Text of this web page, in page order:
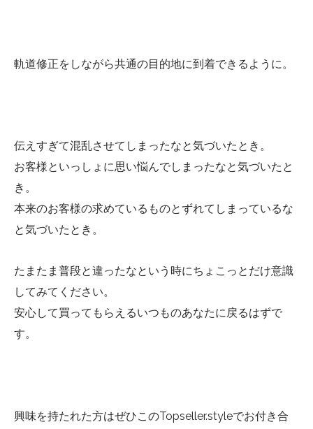
軌道修正をしながら共通の目的地に到着できるように。
伝えすぎて混乱させてしまったなと気づいたとき。
お客様といっしょに思い悩んでしまったなと気づいたと
き。
本来のお客様の求めているものとずれてしまっているな
と気づいたとき。
たまたま普段と違ったなという時にちょこっとだけ意識
してみてください。
安心して買ってもらえるいつものあなたに戻るはずで
す。
興味を持たれた方はぜひこのTopseller.styleでお付き合